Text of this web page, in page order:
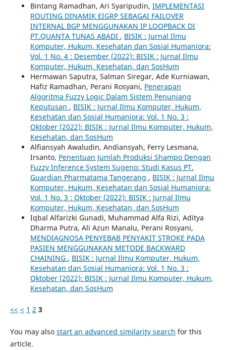
Bintang Ramadhan, Ari Syaripudin, IMPLEMENTASI
ROUTING DINAMIK EIGRP SEBAGAI FAILOVER
INTERNAL BGP MENGGUNAKAN IP LOOPBACK DI
PT.QUANTA TUNAS ABADI , BISIK : Jurnal Ilmu
Komputer, Hukum, Kesehatan dan Sosial Humaniora:
Vol. 1 No. 4 : Desember (2022): BISIK : Jurnal Ilmu
Komputer, Hukum, Kesehatan, dan SosHum
Hermawan Saputra, Salman Siregar, Ade Kurniawan,
Hafiz Ramadhan, Perani Rosyani, Penerapan
Algoritma Fuzzy Logic Dalam Sistem Penunjang
Keputusan , BISIK : Jurnal Ilmu Komputer, Hukum,
Kesehatan dan Sosial Humaniora: Vol. 1 No. 3 :
Oktober (2022): BISIK : Jurnal Ilmu Komputer, Hukum,
Kesehatan, dan SosHum
Alfiansyah Awaludin, Andiansyah, Ferry Lesmana,
Irsanto, Penentuan Jumlah Produksi Shampo Dengan
Fuzzy Inference System Sugeno: Studi Kasus PT.
Guardian Pharmatama Tangerang , BISIK : Jurnal Ilmu
Komputer, Hukum, Kesehatan dan Sosial Humaniora:
Vol. 1 No. 3 : Oktober (2022): BISIK : Jurnal Ilmu
Komputer, Hukum, Kesehatan, dan SosHum
Iqbal Alfarizki Gunadi, Muhammad Alfa Rizi, Aditya
Dharma Putra, Ali Azun Manalu, Perani Rosyani,
MENDIAGNOSA PENYEBAB PENYAKIT STROKE PADA
PASIEN MENGGUNAKAN METODE BACKWARD
CHAINING , BISIK : Jurnal Ilmu Komputer, Hukum,
Kesehatan dan Sosial Humaniora: Vol. 1 No. 3 :
Oktober (2022): BISIK : Jurnal Ilmu Komputer, Hukum,
Kesehatan, dan SosHum
<< < 1 2 3
You may also start an advanced similarity search for this
article.